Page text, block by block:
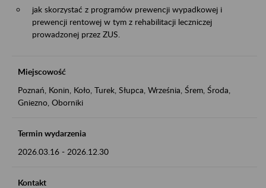
jak skorzystać z programów prewencji wypadkowej i
prewencji rentowej w tym z rehabilitacji leczniczej
prowadzonej przez ZUS.
Miejscowość
Poznań, Konin, Koło, Turek, Słupca, Września, Śrem, Środa,
Gniezno, Oborniki
Termin wydarzenia
2026.03.16 - 2026.12.30
Kontakt